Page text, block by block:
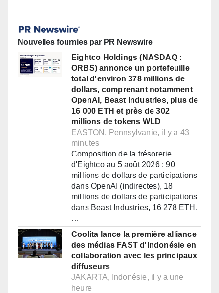
Nouvelles fournies par PR Newswire
Eightco Holdings (NASDAQ :
ORBS) annonce un portefeuille
total d'environ 378 millions de
dollars, comprenant notamment
OpenAI, Beast Industries, plus de
16 000 ETH et près de 302
millions de tokens WLD
EASTON, Pennsylvanie, il y a 43
minutes
Composition de la trésorerie
d'Eightco au 5 août 2026 : 90
millions de dollars de participations
dans OpenAI (indirectes), 18
millions de dollars de participations
dans Beast Industries, 16 278 ETH,
…
Coolita lance la première alliance
des médias FAST d'Indonésie en
collaboration avec les principaux
diffuseurs
JAKARTA, Indonésie, il y a une
heure